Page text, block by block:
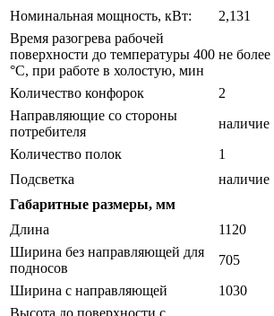
Номинальная мощность, кВт:
2,131
Время разогрева рабочей
поверхности до температуры 400
°С, при работе в холостую, мин
не более
Количество конфорок
2
Направляющие со стороны
потребителя
наличие
Количество полок
1
Подсветка
наличие
Габаритные размеры, мм
Длина
1120
Ширина без направляющей для
подносов
705
Ширина с направляющей
1030
Высота до поверхности с